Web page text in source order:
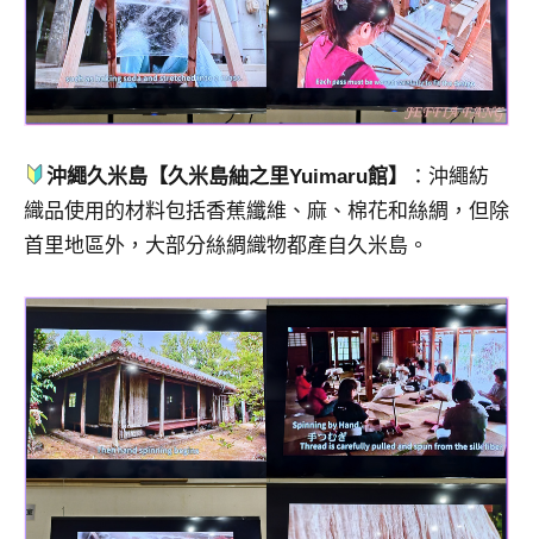
沖繩久米島【久米島紬之里Yuimaru館】
：沖繩紡
織品使用的材料包括香蕉纖維、麻、棉花和絲綢，但除
首里地區外，大部分絲綢織物都產自久米島。